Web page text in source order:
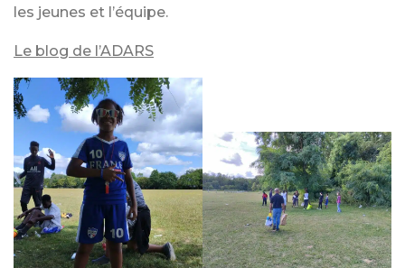
les jeunes et l’équipe.
Le blog de l’ADARS